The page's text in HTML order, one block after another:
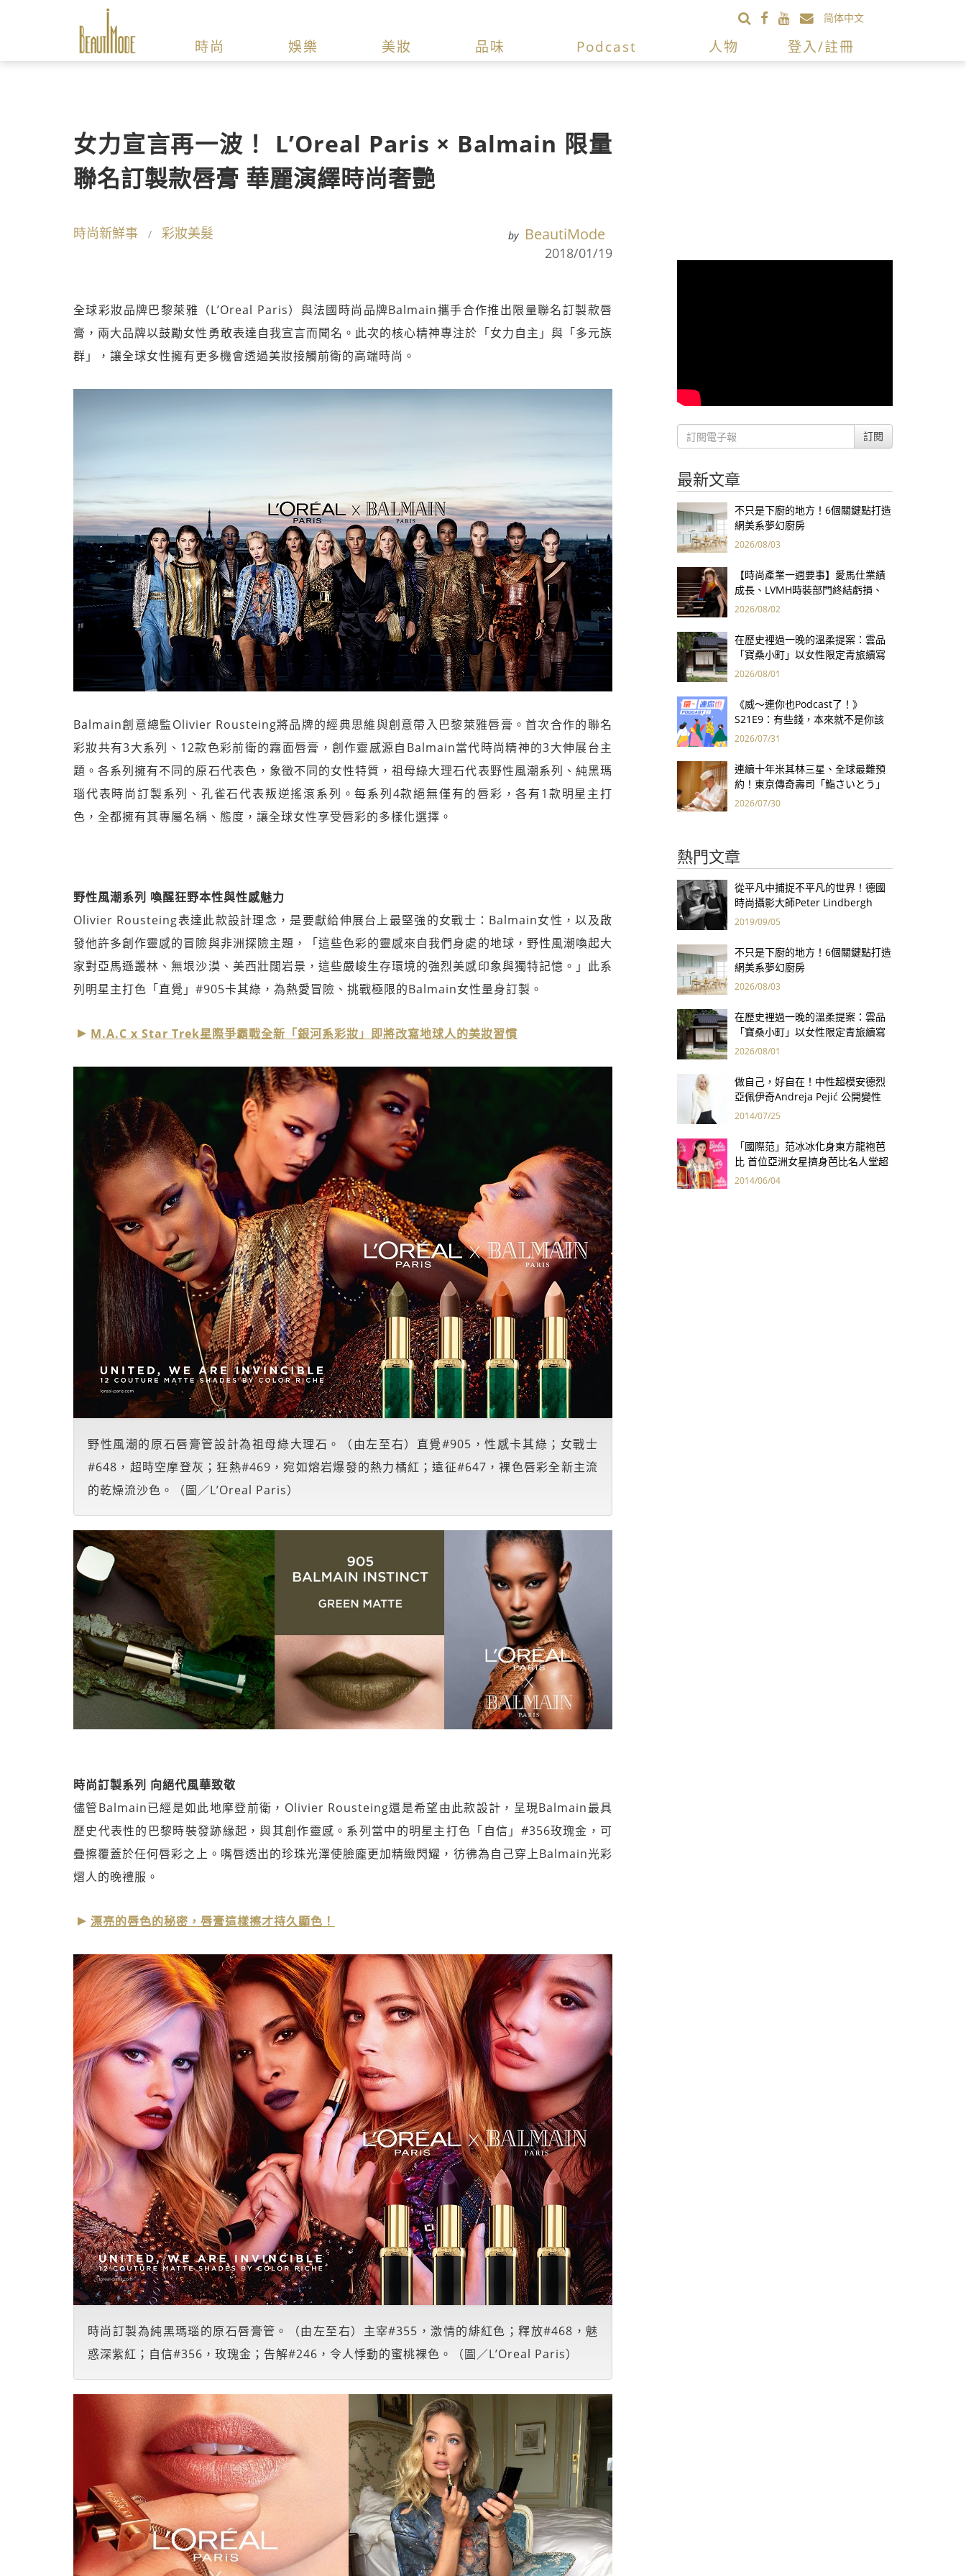
简体中文
時尚 娛樂 美妝 品味 Podcast 人物 登入/註冊
女力宣言再一波！ L’Oreal Paris × Balmain 限量
聯名訂製款唇膏 華麗演繹時尚奢艷
時尚新鮮事 彩妝美髮 by BeautiMode
2018/01/19
全球彩妝品牌巴黎萊雅（L’Oreal Paris）與法國時尚品牌Balmain攜手合作推出限量聯名訂製款唇
膏，兩大品牌以鼓勵女性勇敢表達自我宣言而聞名。此次的核心精神專注於「女力自主」與「多元族
群」，讓全球女性擁有更多機會透過美妝接觸前衛的高端時尚。
Balmain創意總監Olivier Rousteing將品牌的經典思維與創意帶入巴黎萊雅唇膏。首次合作的聯名
彩妝共有3大系列、12款色彩前衛的霧面唇膏，創作靈感源自Balmain當代時尚精神的3大伸展台主
題。各系列擁有不同的原石代表色，象徵不同的女性特質，祖母綠大理石代表野性風潮系列、純黑瑪
瑙代表時尚訂製系列、孔雀石代表叛逆搖滾系列。每系列4款絕無僅有的唇彩，各有1款明星主打
色，全都擁有其專屬名稱、態度，讓全球女性享受唇彩的多樣化選擇。
野性風潮系列 喚醒狂野本性與性感魅力
Olivier Rousteing表達此款設計理念，是要獻給伸展台上最堅強的女戰士：Balmain女性，以及啟
發他許多創作靈感的冒險與非洲探險主題，「這些色彩的靈感來自我們身處的地球，野性風潮喚起大
家對亞馬遜叢林、無垠沙漠、美西壯闊岩景，這些嚴峻生存環境的強烈美感印象與獨特記憶。」此系
列明星主打色「直覺」#905卡其綠，為熱愛冒險、挑戰極限的Balmain女性量身訂製。
M.A.C x Star Trek星際爭霸戰全新「銀河系彩妝」即將改寫地球人的美妝習慣
野性風潮的原石唇膏管設計為祖母綠大理石。（由左至右）直覺#905，性感卡其綠；女戰士
#648，超時空摩登灰；狂熱#469，宛如熔岩爆發的熱力橘紅；遠征#647，裸色唇彩全新主流
的乾燥流沙色。（圖／L’Oreal Paris）
時尚訂製系列 向絕代風華致敬
儘管Balmain已經是如此地摩登前衛，Olivier Rousteing還是希望由此款設計，呈現Balmain最具
歷史代表性的巴黎時裝發跡緣起，與其創作靈感。系列當中的明星主打色「自信」#356玫瑰金，可
疊擦覆蓋於任何唇彩之上。嘴唇透出的珍珠光澤使臉龐更加精緻閃耀，彷彿為自己穿上Balmain光彩
熠人的晚禮服。
漂亮的唇色的秘密，唇膏這樣擦才持久顯色！
時尚訂製為純黑瑪瑙的原石唇膏管。（由左至右）主宰#355，激情的緋紅色；釋放#468，魅
惑深紫紅；自信#356，玫瑰金；告解#246，令人悸動的蜜桃裸色。（圖／L’Oreal Paris）
訂閱
最新文章
不只是下廚的地方！6個關鍵點打造
網美系夢幻廚房
2026/08/03
【時尚產業一週要事】愛馬仕業績
成長、LVMH時裝部門終結虧損、
Kering轉型策略初現成效、Prada
2026/08/02
在歷史裡過一晚的溫柔提案：雲品
「寶桑小町」以女性限定青旅續寫
台東老屋記憶
2026/08/01
《威～連你也Podcast了！》
S21E9：有些錢，本來就不是你該
賺的——讀《一個投機者的告白》
2026/07/31
連續十年米其林三星、全球最難預
約！東京傳奇壽司「鮨さいとう」
為何破例首度來台？
2026/07/30
熱門文章
從平凡中捕捉不平凡的世界！德國
時尚攝影大師Peter Lindbergh
2019/09/05
不只是下廚的地方！6個關鍵點打造
網美系夢幻廚房
2026/08/03
在歷史裡過一晚的溫柔提案：雲品
「寶桑小町」以女性限定青旅續寫
台東老屋記憶
2026/08/01
做自己，好自在！中性超模安德烈
亞佩伊奇Andreja Pejić 公開變性
男兒郎已成女兒身
2014/07/25
「國際范」范冰冰化身東方龍袍芭
比 首位亞洲女星擠身芭比名人堂超
風光
2014/06/04